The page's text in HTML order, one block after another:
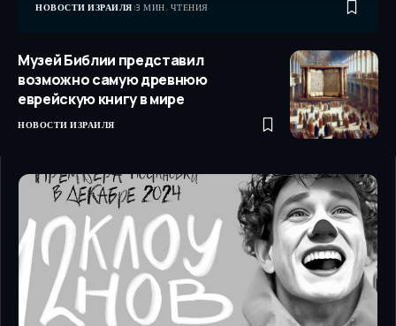
НОВОСТИ ИЗРАИЛЯ 3 МИН. ЧТЕНИЯ
Музей Библии представил
возможно самую древнюю
еврейскую книгу в мире
НОВОСТИ ИЗРАИЛЯ